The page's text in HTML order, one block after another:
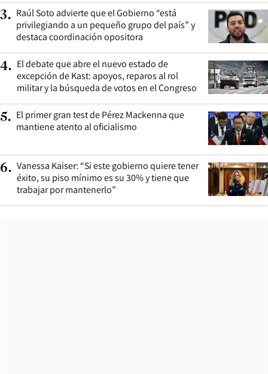
3. Raúl Soto advierte que el Gobierno “está
privilegiando a un pequeño grupo del país” y
destaca coordinación opositora
4. El debate que abre el nuevo estado de
excepción de Kast: apoyos, reparos al rol
militar y la búsqueda de votos en el Congreso
5. El primer gran test de Pérez Mackenna que
mantiene atento al oficialismo
6. Vanessa Kaiser: “Si este gobierno quiere tener
éxito, su piso mínimo es su 30% y tiene que
trabajar por mantenerlo”